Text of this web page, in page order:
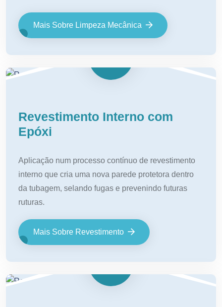
Mais Sobre Limpeza Mecânica
Revestimento Interno com
Epóxi
Aplicação num processo contínuo de revestimento
interno que cria uma nova parede protetora dentro
da tubagem, selando fugas e prevenindo futuras
ruturas.
Mais Sobre Revestimento